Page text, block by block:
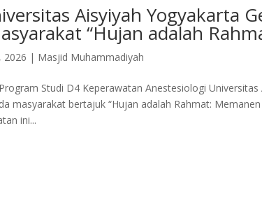
Aisyiyah Yogyakarta
“Hujan adalah
2026 | Masjid Muhammadiyah
Studi D4 Keperawatan Anestesiologi
masyarakat bertajuk “Hujan adalah Rahmat:
ini...